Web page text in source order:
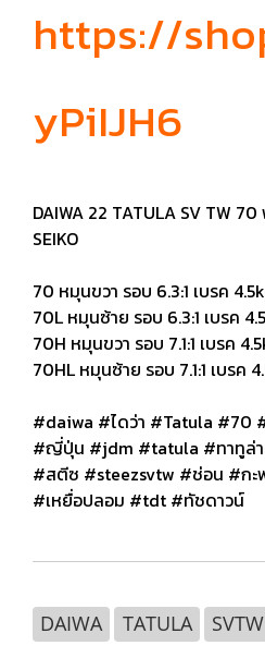
https://
yPiIJH6
DAIWA 22 TATULA SV TW
SEIKO
70 หมุนขวา รอบ 6.3:1 เบรค
70L หมุนซ้าย รอบ 6.3:1 เบรค
70H หมุนขวา รอบ 7.1:1 เบรค
70HL หมุนซ้าย รอบ 7.1:1 เบรค
#daiwa #ไดว่า #Tatula #70
#ญี่ปุ่น #jdm #tatula #ทาทูล่
#สตีซ #steezsvtw #ช่อน #กะ
#เหยื่อปลอม #tdt #ทัชดาวน์
DAIWA TATULA SVTW